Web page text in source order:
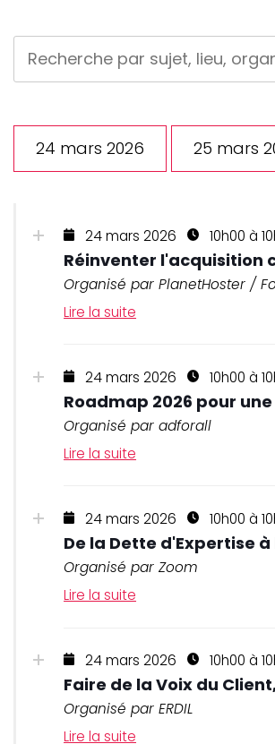
24 mars 2026 25 mars
24 mars 2026 10h00 à
Réinventer l'acquisition
Organisé par PlanetHoster /
Lire la suite
24 mars 2026 10h00 à
Roadmap 2026 pour
Organisé par adforall
Lire la suite
24 mars 2026 10h00 à
De la Dette d'Expertise
Organisé par Zoom
Lire la suite
24 mars 2026 10h00 à
Faire de la Voix du
Organisé par ERDIL
Lire la suite